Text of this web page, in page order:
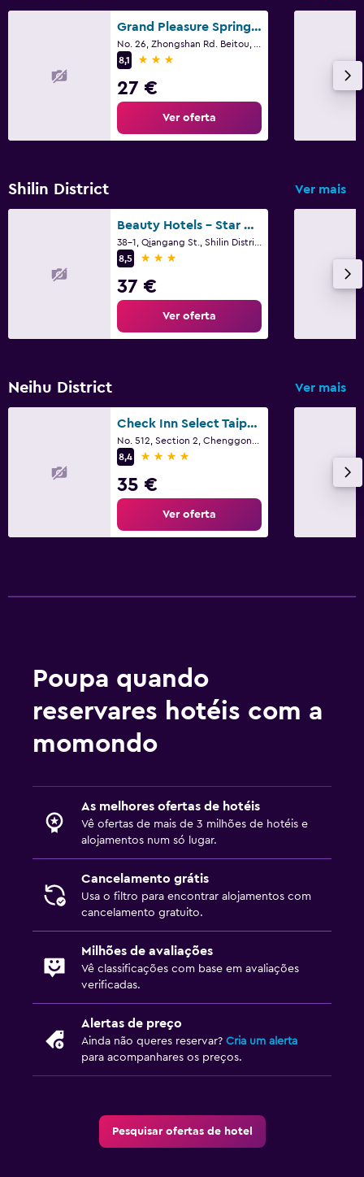
Grand Pleasure Spring Hotel
8,1
3 estrelas
27 €
Ver oferta
Shilin District Ver mais
Beauty Hotels - Star Beauty Resort
8,5
3 estrelas
37 €
Ver oferta
Neihu District Ver mais
Check Inn Select Taipei Neihu
8,4
4 estrelas
35 €
Ver oferta
Poupa quando
reservares hotéis com a
momondo
As melhores ofertas de hotéis
Vê ofertas de mais de 3 milhões de hotéis e
alojamentos num só lugar.
Cancelamento grátis
Usa o filtro para encontrar alojamentos com
cancelamento gratuito.
Milhões de avaliações
Vê classificações com base em avaliações
verificadas.
Alertas de preço
Ainda não queres reservar? Cria um alerta
para acompanhares os preços.
Pesquisar ofertas de hotel